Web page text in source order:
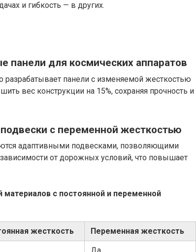
и гибкость — в других.
панели для космических аппаратов
разрабатывает панели с изменяемой жесткостью
вес конструкции на 15%, сохраняя прочность и
с переменной жесткостью
адаптивными подвесками, позволяющими
от дорожных условий, что повышает
материалов с постоянной и переменной
жесткость Переменная жесткость